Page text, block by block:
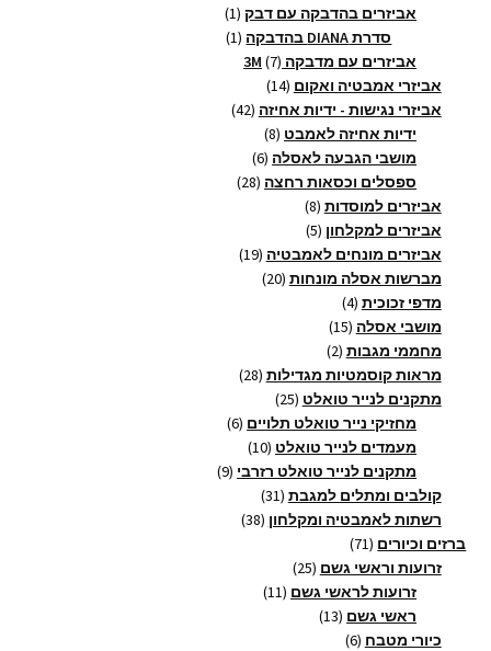
מוצריםאביזרים בהדבקה עם דבק 1מוצר
1
סדרת DIANA בהדבקה 1מוצר
אביזרים עם מדבקה 3M 7
7
מוצרים
אביזרי אמבטיה ואקום 14
14
מוצריםאביזרי נגישות - ידיות אחיזה 42
42
ידיות אחיזה לאמבט 8
8
מוצרים מושבי הגבעה לאסלה 6
6
מוצרים ספסלים וכסאות רחצה 28
28
אביזרים למוסדות 8
8
מוצרים
אביזרים למקלחון 5
5
מוצרים
אביזרים מונחים לאמבטיה 19
19
מברשות אסלה מונחות 20
20
מדפי זכוכית 4
4
מוצרים מושבי אסלה 15
15
מוצרים
מחממי מגבות 2
2
מוצרים
מראות קוסמטיות מגדילות 28
28
מתקנים לנייר טואלט 25
25
מוצרים
מחזיקי נייר טואלט תלויים 6
6
מעמדים לנייר טואלט 10
10
מוצריםמתקנים לנייר טואלט רזרבי 9
9
קולבים ומתלים למגבת 31
31
מוצרים רשתות לאמבטיה ומקלחון 38
38
ברזים וכיורים 71
71
מוצרים
זרועות וראשי גשם 25
25
מוצריםזרועות לראשי גשם 11
11
ראשי גשם 13
13
כיורי מטבח 6
6